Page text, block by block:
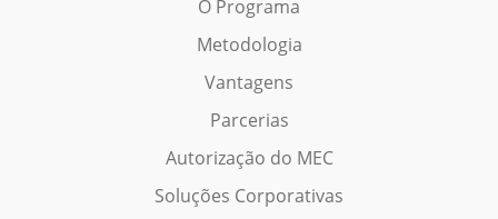
O Programa
Metodologia
Vantagens
Parcerias
Autorização do MEC
Soluções Corporativas